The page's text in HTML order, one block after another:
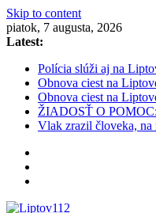
Skip to content
piatok, 7 augusta, 2026
Latest:
Polícia slúži aj na
Obnova ciest na
Obnova ciest na
ŽIADOSŤ O
Vlak zrazil človeka,